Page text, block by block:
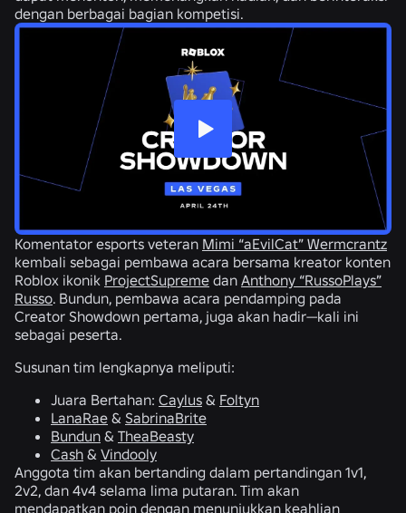
dengan berbagai bagian kompetisi.
Komentator esports veteran Mimi “aEvilCat” Wermcrantz
kembali sebagai pembawa acara bersama kreator konten
Roblox ikonik ProjectSupreme dan Anthony “RussoPlays”
Russo. Bundun, pembawa acara pendamping pada
Creator Showdown pertama, juga akan hadir—kali ini
sebagai peserta.
Susunan tim lengkapnya meliputi:
Juara Bertahan: Caylus & Foltyn
LanaRae & SabrinaBrite
Bundun & TheaBeasty
Cash & Vindooly
Anggota tim akan bertanding dalam pertandingan 1v1,
2v2, dan 4v4 selama lima putaran. Tim akan
mendapatkan poin dengan menunjukkan keahlian